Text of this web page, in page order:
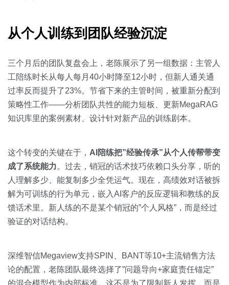
从个人训练到团队经验沉淀
三个月后的团队复盘会上，老陈展示了另一组数据：主管人
工陪练时长从每人每月40小时降至12小时，但新人通关通
过率反而提升了23%。节省下来的主管时间，被重新分配到
策略性工作——分析团队共性的能力短板、更新MegaRAG
知识库里的案例素材、设计针对新产品的训练剧本。
这个转变的关键在于， AI陪练把”经验传承”从个人传帮带变
成了系统能力。过去，销冠的话术技巧依赖口头分享，听的
人理解多少、能复制多少全凭运气。现在，高绩效对话被拆
解为可训练的行为单元，嵌入AI客户的反应逻辑和教练的反
馈话术里。新人练的不是某个销冠的”个人风格”，而是经过
验证的对话结构。
深维智信Megaview支持SPIN、BANT等10+主流销售方法
论的配置，老陈团队最终选择了”问题导向+家庭责任锚定”
的混合模型作为内部标准。这不是为了限制新人发挥，而是